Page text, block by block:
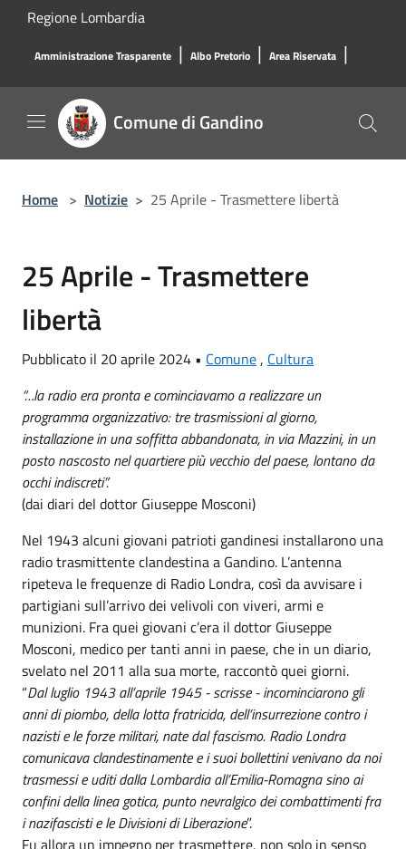
Salta al contenuto principale
Regione Lombardia
Amministrazione Trasparente | Albo Pretorio | Area Riservata |
Comune di Gandino
Home > Notizie > 25 Aprile - Trasmettere libertà
25 Aprile - Trasmettere
libertà
Pubblicato il 20 aprile 2024 • Comune, Cultura
“…la radio era pronta e cominciavamo a realizzare un
programma organizzativo: tre trasmissioni al giorno,
installazione in una soffitta abbandonata, in via Mazzini, in un
posto nascosto nel quartiere più vecchio del paese, lontano da
occhi indiscreti”.
(dai diari del dottor Giuseppe Mosconi)
Nel 1943 alcuni giovani patrioti gandinesi installarono una
radio trasmittente clandestina a Gandino. L’antenna
ripeteva le frequenze di Radio Londra, così da avvisare i
partigiani sull’arrivo dei velivoli con viveri, armi e
munizioni. Fra quei giovani c’era il dottor Giuseppe
Mosconi, medico per tanti anni in paese, che in un diario,
svelato nel 2011 alla sua morte, raccontò quei giorni.
“Dal luglio 1943 all’aprile 1945 - scrisse - incominciarono gli
anni di piombo, della lotta fratricida, dell’insurrezione contro i
nazisti e le forze militari, nate dal fascismo. Radio Londra
comunicava clandestinamente e i suoi bollettini venivano da noi
trasmessi e uditi dalla Lombardia all’Emilia-Romagna sino ai
confini della linea gotica, punto nevralgico dei combattimenti fra
i nazifascisti e le Divisioni di Liberazione”.
Fu allora un impegno per trasmettere, non solo in senso